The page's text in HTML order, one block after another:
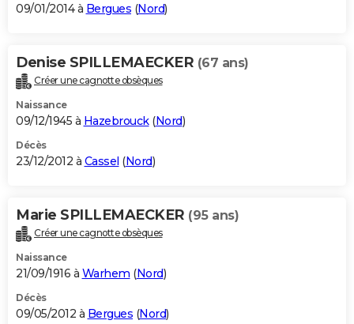
09/01/2014 à Bergues (Nord)
Denise SPILLEMAECKER (67 ans)
Créer une cagnotte obsèques
Naissance
09/12/1945 à Hazebrouck(Nord)
Décès
23/12/2012 à Cassel (Nord)
Marie SPILLEMAECKER (95 ans)
Créer une cagnotte obsèques
Naissance
21/09/1916 à Warhem (Nord)
Décès
09/05/2012 à Bergues (Nord)